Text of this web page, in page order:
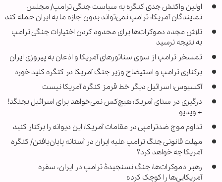
اولین واکنش جدی کنگره به سیاست جنگی ترامپ/ مجلس
نمایندگان آمریکا: ترامپ نمی‌تواند بدون اجازه ما به ایران حمله کند
تلاش مجدد دموکرات‌ها برای محدود کردن اختیارات جنگی ترامپ
به نتیجه نرسید
تمسخر ترامپ از سوی سناتورهای آمریکا و اذعان به پیروزی ایران
برکناری ترامپ و استیضاح وزیر جنگ آمریکا در کنگره کلید خورد
آکسیوس: اسرائیل دیگر خط قرمز کنگره آمریکا نیست
درگیری در سنای آمریکا؛ هیچ‌کس نمی‌خواهد برای اسرائیل بجنگد!
+ ویدیو
تداوم موج ضدترامپی در مقامات آمریکا: این دیوانه را برکنار کنید
مهلت قانونی جنگ ترامپ علیه ایران در آستانه پایان‌یافتن/ کنگره
آمریکا چه خواهد کرد؟
رهبر دموکرات‌ها: جنگ نسنجیدۀ ترامپ در ایران، سفره
آمریکایی‌ها را کوچک کرده